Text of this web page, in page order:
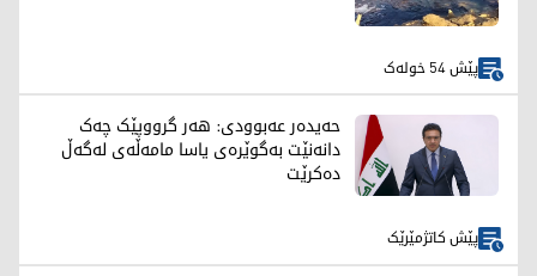
پێش 54 خولەک
حەیدەر عەبوودی: هەر گرووپێک چەک
دانەنێت بەگوێرەی یاسا مامەڵەی لەگەڵ
دەکرێت
پێش کاتژمێرێک